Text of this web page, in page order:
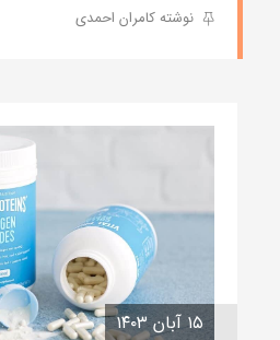
نوشته کامران احمدی
۱۵ آبان ۱۴۰۳